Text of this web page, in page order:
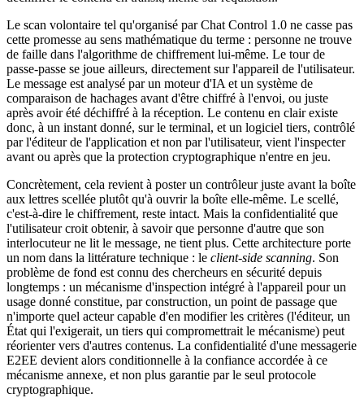
Le scan volontaire tel qu'organisé par Chat Control 1.0 ne casse pas
cette promesse au sens mathématique du terme : personne ne trouve
de faille dans l'algorithme de chiffrement lui-même. Le tour de
passe-passe se joue ailleurs, directement sur l'appareil de l'utilisateur.
Le message est analysé par un moteur d'IA et un système de
comparaison de hachages avant d'être chiffré à l'envoi, ou juste
après avoir été déchiffré à la réception. Le contenu en clair existe
donc, à un instant donné, sur le terminal, et un logiciel tiers, contrôlé
par l'éditeur de l'application et non par l'utilisateur, vient l'inspecter
avant ou après que la protection cryptographique n'entre en jeu.
Concrètement, cela revient à poster un contrôleur juste avant la boîte
aux lettres scellée plutôt qu'à ouvrir la boîte elle-même. Le scellé,
c'est-à-dire le chiffrement, reste intact. Mais la confidentialité que
l'utilisateur croit obtenir, à savoir que personne d'autre que son
interlocuteur ne lit le message, ne tient plus. Cette architecture porte
un nom dans la littérature technique : le client-side scanning. Son
problème de fond est connu des chercheurs en sécurité depuis
longtemps : un mécanisme d'inspection intégré à l'appareil pour un
usage donné constitue, par construction, un point de passage que
n'importe quel acteur capable d'en modifier les critères (l'éditeur, un
État qui l'exigerait, un tiers qui compromettrait le mécanisme) peut
réorienter vers d'autres contenus. La confidentialité d'une messagerie
E2EE devient alors conditionnelle à la confiance accordée à ce
mécanisme annexe, et non plus garantie par le seul protocole
cryptographique.